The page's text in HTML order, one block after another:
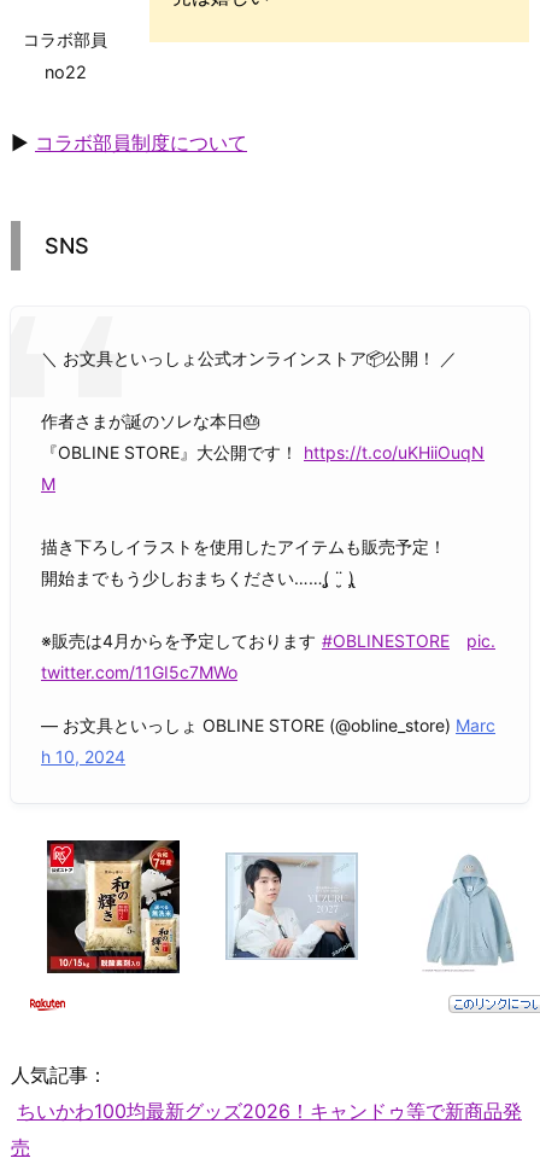
コラボ部員
no22
▶ コラボ部員制度について
SNS
＼ お文具といっしょ公式オンラインストア📦公開！ ／
作者さまが誕のソレな本日🎂
『OBLINE STORE』大公開です！
https://t.co/uKHiiOuqN
M
描き下ろしイラストを使用したアイテムも販売予定！
開始までもう少しおまちください……(̨̡ ¨̮ )̧̢
※販売は4月からを予定しております #OBLINESTORE
pic.
twitter.com/11GI5c7MWo
— お文具といっしょ OBLINE STORE (@obline_store) Marc
h 10, 2024
人気記事：
ちいかわ100均最新グッズ2026！キャンドゥ等で新商品発
売